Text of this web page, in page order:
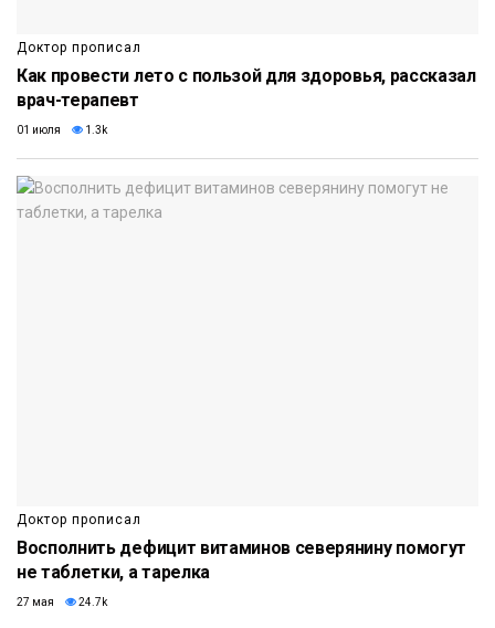
Доктор прописал
Как провести лето с пользой для здоровья, рассказал
врач-терапевт
01 июля 1.3k
Доктор прописал
Восполнить дефицит витаминов северянину помогут
не таблетки, а тарелка
27 мая 24.7k